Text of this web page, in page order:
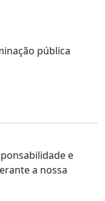
pública
e
a nossa